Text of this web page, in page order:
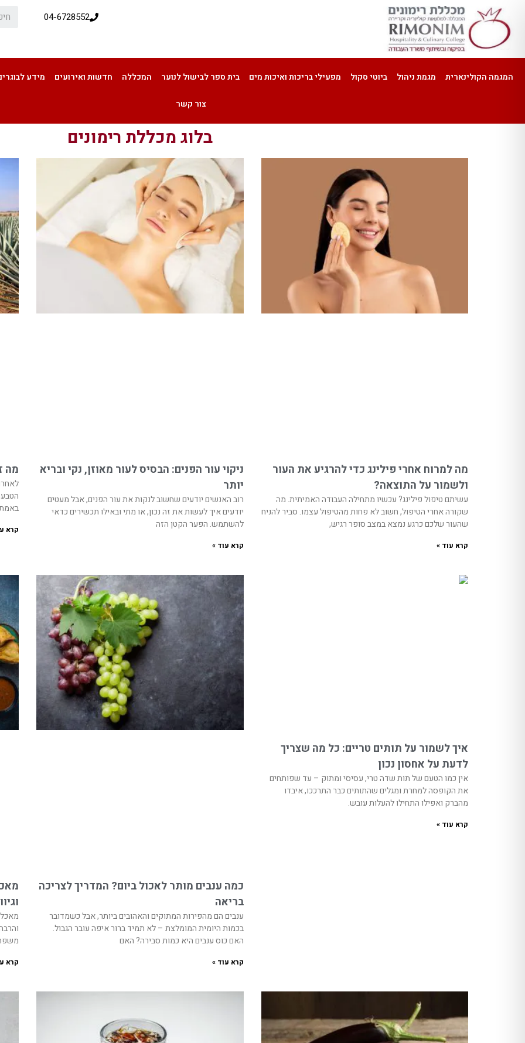
04-6728552
המגמה הקולינארית מגמת ניהול ביוטי סקול מפעילי בריכות ואיכות מים בית ספר לבישול לנוער המכללה חדשות ואירועים מידע
צור קשר
בלוג מכללת רימונים
מה למרוח אחרי פילינג כדי להרגיע את העור
ולשמור על התוצאה?
עשיתם טיפול פילינג? עכשיו מתחילה העבודה האמיתית. מה
שקורה אחרי הטיפול, חשוב לא פחות מהטיפול עצמו. סביר להניח
שהעור שלכם כרגע נמצא במצב סופר רגיש,
קרא עוד »
ניקוי עור הפנים: הבסיס לעור מאוזן, נקי ובריא
יותר
רוב האנשים יודעים שחשוב לנקות את עור הפנים, אבל מעטים
יודעים איך לעשות את זה נכון, או מתי ובאילו תכשירים כדאי
להשתמש. הפער הקטן הזה
קרא עוד »
מה
קרא
איך לשמור על תותים טריים: כל מה שצריך
לדעת על אחסון נכון
אין כמו הטעם של תות שדה טרי, עסיסי ומתוק – עד שפותחים
את הקופסה למחרת ומגלים שהתותים כבר התרככו, איבדו
מהברק ואפילו התחילו להעלות עובש.
קרא עוד »
כמה ענבים מותר לאכול ביום? המדריך לצריכה
בריאה
ענבים הם מהפירות המתוקים והאהובים ביותר, אבל כשמדובר
בכמות היומית המומלצת – לא תמיד ברור איפה עובר הגבול.
האם כוס ענבים היא כמות סבירה? האם
קרא עוד » קרא